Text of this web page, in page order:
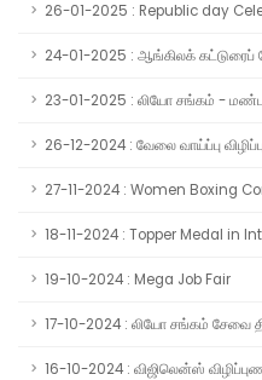
26-01-2025 : Republic day
24-01-2025 : ஆங்கிலக் கட்டுரைப்
23-01-2025 : லியோ சங்கம் -
26-12-2024 : வேலை வாய்ப்பு
27-11-2024 : Women Boxing
18-11-2024 : Topper Medal in
19-10-2024 : Mega Job Fair
17-10-2024 : லியோ சங்கம் சேவை
16-10-2024 : விஜிலென்ஸ்